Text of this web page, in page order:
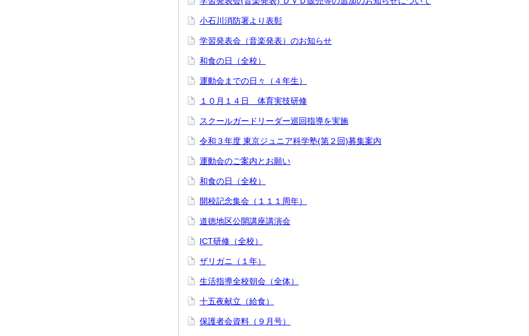
小石川消防署より表彰
学習発表会（音楽発表）のお知らせ
和食の日（全校）
運動会までの日々（４年生）
１０月１４日 体育実技研修
スクールガードリーダー巡回指導を実施
令和３年度 東京ジュニア科学塾(第２回)募集案内
運動会のご案内とお願い
和食の日（全校）
開校記念集会（１１１周年）
道徳地区公開講座講演会
ICT研修（全校）
ザリガニ（１年）
生活指導全校朝会（全体）
十五夜献立（給食）
保護者会資料（９月号）